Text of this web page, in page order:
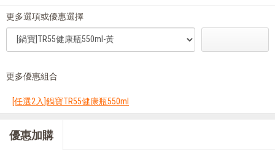
更多選項或優惠選擇
更多優惠組合
[任選2入]鍋寶TR55健康瓶550ml
優惠加購